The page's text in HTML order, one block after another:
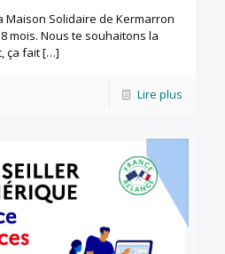
Maison Solidaire de Kermarron
mois. Nous te souhaitons la
ça fait[…]
Lire plus